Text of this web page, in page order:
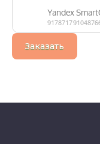
Заказать